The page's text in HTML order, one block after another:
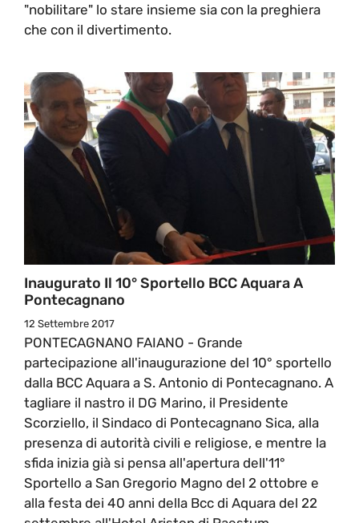
"nobilitare" lo stare insieme sia con la preghiera
che con il divertimento.
Inaugurato Il 10° Sportello BCC Aquara A
Pontecagnano
12 Settembre 2017
PONTECAGNANO FAIANO - Grande
partecipazione all'inaugurazione del 10° sportello
dalla BCC Aquara a S. Antonio di Pontecagnano. A
tagliare il nastro il DG Marino, il Presidente
Scorziello, il Sindaco di Pontecagnano Sica, alla
presenza di autorità civili e religiose, e mentre la
sfida inizia già si pensa all'apertura dell'11°
Sportello a San Gregorio Magno del 2 ottobre e
alla festa dei 40 anni della Bcc di Aquara del 22